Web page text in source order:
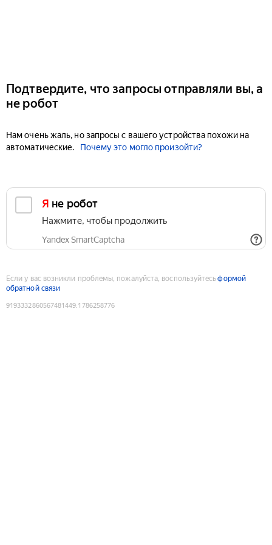
Подтвердите, что запросы отправляли вы, а
не робот
Нам очень жаль, но запросы с вашего устройства похожи на
автоматические.
Почему это могло произойти?
Я не робот
Нажмите, чтобы продолжить
Yandex SmartCaptcha
Если у вас возникли проблемы, пожалуйста, воспользуйтесьформой
обратной связи
9193332860567481449:1786258776